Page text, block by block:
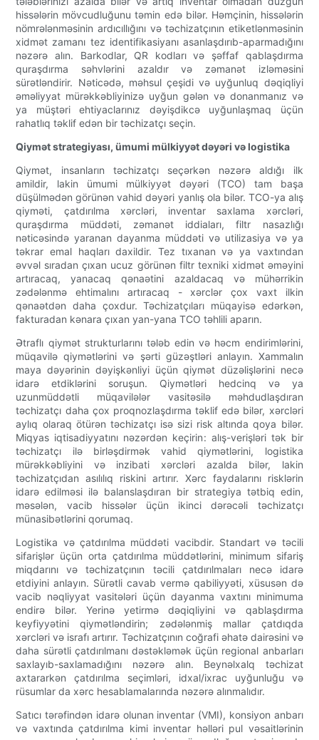
hissələrin mövcudluğunu təmin edə bilər. Həmçinin, hissələrin
nömrələnməsinin ardıcıllığını və təchizatçının etiketlənməsinin
xidmət zamanı tez identifikasiyanı asanlaşdırıb-aparmadığını
nəzərə alın. Barkodlar, QR kodları və şəffaf qablaşdırma
quraşdırma səhvlərini azaldır və zəmanət izləməsini
sürətləndirir. Nəticədə, məhsul çeşidi və uyğunluq dəqiqliyi
əməliyyat mürəkkəbliyinizə uyğun gələn və donanmanız və
ya müştəri ehtiyaclarınız dəyişdikcə uyğunlaşmaq üçün
rahatlıq təklif edən bir təchizatçı seçin.
Qiymət strategiyası, ümumi mülkiyyət dəyəri və logistika
Qiymət, insanların təchizatçı seçərkən nəzərə aldığı ilk
amildir, lakin ümumi mülkiyyət dəyəri (TCO) tam başa
düşülmədən görünən vahid dəyəri yanlış ola bilər. TCO-ya alış
qiyməti, çatdırılma xərcləri, inventar saxlama xərcləri,
quraşdırma müddəti, zəmanət iddiaları, filtr nasazlığı
nəticəsində yaranan dayanma müddəti və utilizasiya və ya
təkrar emal haqları daxildir. Tez tıxanan və ya vaxtından
əvvəl sıradan çıxan ucuz görünən filtr texniki xidmət əməyini
artıracaq, yanacaq qənaətini azaldacaq və mühərrikin
zədələnmə ehtimalını artıracaq - xərclər çox vaxt ilkin
qənaətdən daha çoxdur. Təchizatçıları müqayisə edərkən,
fakturadan kənara çıxan yan-yana TCO təhlili aparın.
Ətraflı qiymət strukturlarını tələb edin və həcm endirimlərini,
müqavilə qiymətlərini və şərti güzəştləri anlayın. Xammalın
maya dəyərinin dəyişkənliyi üçün qiymət düzəlişlərini necə
idarə etdiklərini soruşun. Qiymətləri hedcinq və ya
uzunmüddətli müqavilələr vasitəsilə məhdudlaşdıran
təchizatçı daha çox proqnozlaşdırma təklif edə bilər, xərcləri
aylıq olaraq ötürən təchizatçı isə sizi risk altında qoya bilər.
Miqyas iqtisadiyyatını nəzərdən keçirin: alış-verişləri tək bir
təchizatçı ilə birləşdirmək vahid qiymətlərini, logistika
mürəkkəbliyini və inzibati xərcləri azalda bilər, lakin
təchizatçıdan asılılıq riskini artırır. Xərc faydalarını risklərin
idarə edilməsi ilə balanslaşdıran bir strategiya tətbiq edin,
məsələn, vacib hissələr üçün ikinci dərəcəli təchizatçı
münasibətlərini qorumaq.
Logistika və çatdırılma müddəti vacibdir. Standart və təcili
sifarişlər üçün orta çatdırılma müddətlərini, minimum sifariş
miqdarını və təchizatçının təcili çatdırılmaları necə idarə
etdiyini anlayın. Sürətli cavab vermə qabiliyyəti, xüsusən də
vacib nəqliyyat vasitələri üçün dayanma vaxtını minimuma
endirə bilər. Yerinə yetirmə dəqiqliyini və qablaşdırma
keyfiyyətini qiymətləndirin; zədələnmiş mallar çatdıqda
xərcləri və israfı artırır. Təchizatçının coğrafi əhatə dairəsini və
daha sürətli çatdırılmanı dəstəkləmək üçün regional anbarları
saxlayıb-saxlamadığını nəzərə alın. Beynəlxalq təchizat
axtararkən çatdırılma seçimləri, idxal/ixrac uyğunluğu və
rüsumlar da xərc hesablamalarında nəzərə alınmalıdır.
Satıcı tərəfindən idarə olunan inventar (VMI), konsiyon anbarı
və vaxtında çatdırılma kimi inventar həlləri pul vəsaitlərinin